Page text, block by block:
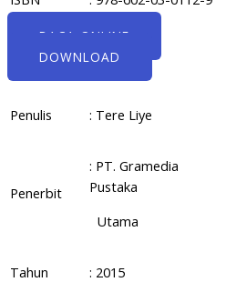
BACA ONLINE
DOWNLOAD
Penulis : Tere Liye
Penerbit
: PT. Gramedia
Pustaka
Utama
Tahun : 2015